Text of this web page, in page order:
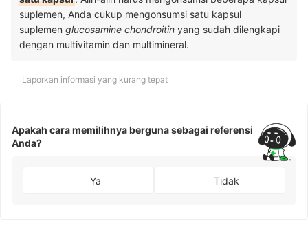
suplemen, Anda cukup mengonsumsi satu kapsul
suplemen glucosamine chondroitin yang sudah dilengkapi
dengan multivitamin dan multimineral.
Laporkan informasi yang kurang tepat
Apakah cara memilihnya berguna sebagai referensi
Anda?
Ya Tidak